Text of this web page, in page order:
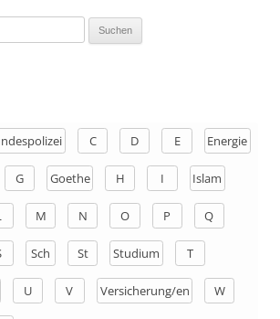
C D E Energie
G Goethe H I Islam
M N O P Q
Sch St Studium T
U V Versicherung/en W